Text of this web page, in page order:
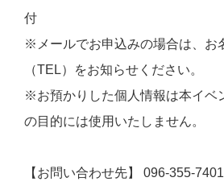
付
※メールでお申込みの場合は、お
（TEL）をお知らせください。
※お預かりした個人情報は本イベ
の目的には使用いたしません。
【お問い合わせ先】 096-355-7401